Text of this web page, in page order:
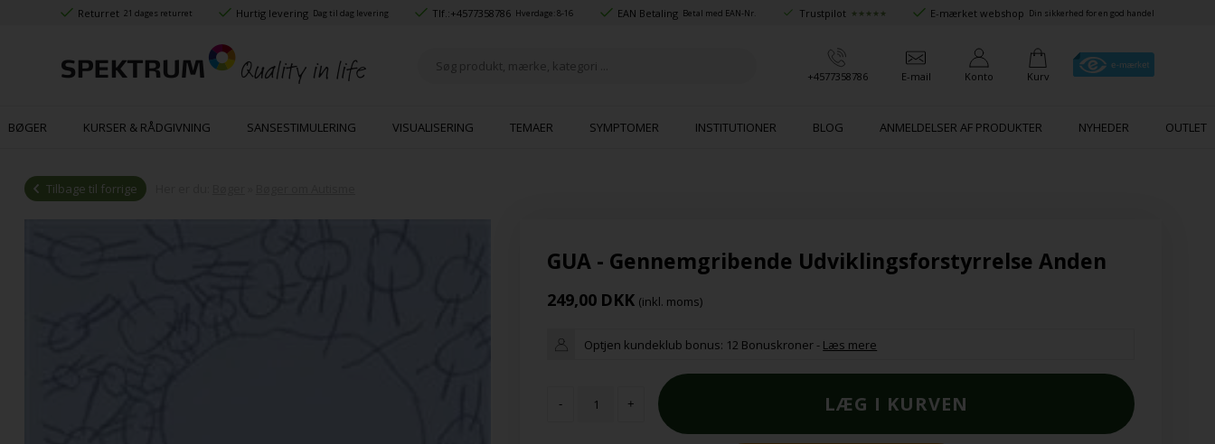
Returret 21 dages returret Hurtig levering Dag til dag levering Tlf.:+4577358786 Hverdage: 8-16 EAN Betaling Betal med EAN-Nr. Trustpilot ★★★★★ E-mærket webshop Din sikkerhed for en god handel
+4577358786 E-mail Konto Kurv
BØGER KURSER & RÅDGIVNING SANSESTIMULERING VISUALISERING TEMAER SYMPTOMER INSTITUTIONER BLOG ANMELDELSER AF PRODUKTER NYHEDER OUTLET
Tilbage til forrige
GUA - Gennemgribende Udviklingsforstyrrelse Anden
249,00 DKK (inkl. moms)
Optjen kundeklub bonus: 12 Bonuskroner - Læs mere
- +